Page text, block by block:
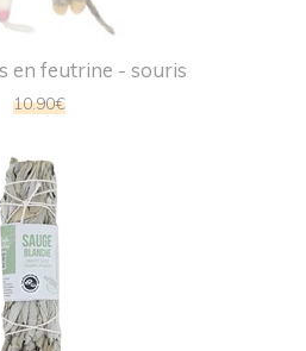
en feutrine - souris
10.90€